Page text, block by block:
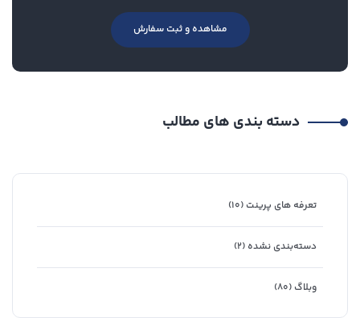
مشاهده و ثبت سفارش
دسته بندی های مطالب
تعرفه های پرینت (۱۰)
دسته‌بندی نشده (۲)
وبلاگ (۸۰)